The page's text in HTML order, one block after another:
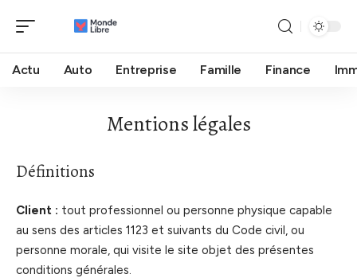
Actu Auto Entreprise Famille Finance
Mentions légales
Définitions
Client : tout professionnel ou personne physique capable
au sens des articles 1123 et suivants du Code civil, ou
personne morale, qui visite le site objet des présentes
conditions générales.